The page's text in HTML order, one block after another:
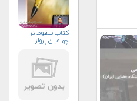
كتاب سقوط در
چهلمين پرواز